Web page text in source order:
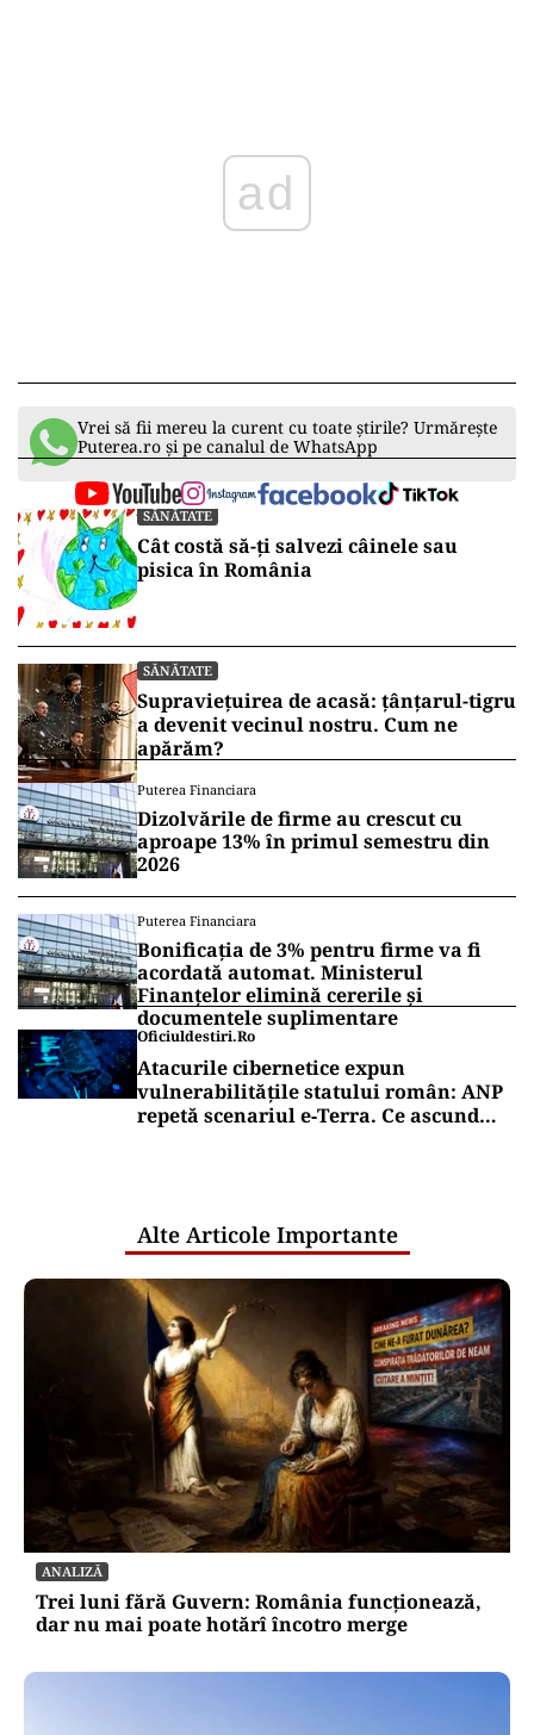
ad
Vrei să fii mereu la curent cu toate știrile? Urmărește
Puterea.ro și pe canalul de WhatsApp
SĂNĂTATE
Cât costă să-ți salvezi câinele sau
pisica în România
SĂNĂTATE
Supraviețuirea de acasă: țânțarul-tigru
a devenit vecinul nostru. Cum ne
apărăm?
Puterea Financiara
Dizolvările de firme au crescut cu
aproape 13% în primul semestru din
2026
Puterea Financiara
Bonificația de 3% pentru firme va fi
acordată automat. Ministerul
Finanțelor elimină cererile și
documentele suplimentare
Oficiuldestiri.ro
Atacurile cibernetice expun
vulnerabilitățile statului român: ANP
repetă scenariul e‑Terra. Ce ascund
Alte Articole Importante
ANALIZĂ
Trei luni fără Guvern: România funcționează,
dar nu mai poate hotărî încotro merge